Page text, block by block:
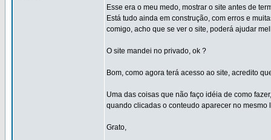
Esse era o meu medo, mostrar o site antes de
Está tudo ainda em construção, com erros e
comigo, acho que se ver o site, poderá ajudar
O site mandei no privado, ok ?
Bom, como agora terá acesso ao site, acredito
Uma das coisas que não faço idéia de como
quando clicadas o conteudo aparecer no
Grato,